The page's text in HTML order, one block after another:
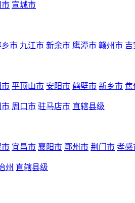
市 宣城市
乡市 九江市 新余市 鹰潭市 赣州市 吉
市 平顶山市 安阳市 鹤壁市 新乡市 焦
市 周口市 驻马店市 直辖县级
市 宜昌市 襄阳市 鄂州市 荆门市 孝感
州 直辖县级